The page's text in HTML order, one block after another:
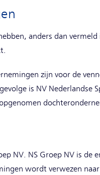
anders dan
zijn voor de
is NV Nederlandse
NV. NS Groep NV is de
wordt verwezen